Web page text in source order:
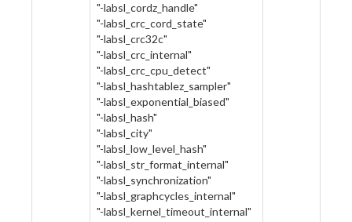
"-labsl_cordz_handle"
"-labsl_crc_cord_state"
"-labsl_crc32c"
"-labsl_crc_internal"
"-labsl_crc_cpu_detect"
"-labsl_hashtablez_sampler"
"-labsl_exponential_biased"
"-labsl_hash"
"-labsl_city"
"-labsl_low_level_hash"
"-labsl_str_format_internal"
"-labsl_synchronization"
"-labsl_graphcycles_internal"
"-labsl_kernel_timeout_internal"